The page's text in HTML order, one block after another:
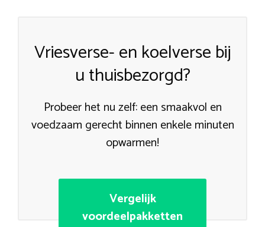
Vriesverse- en koelverse bij
u thuisbezorgd?
Probeer het nu zelf: een smaakvol en
voedzaam gerecht binnen enkele minuten
opwarmen!
Vergelijk
voordeelpakketten